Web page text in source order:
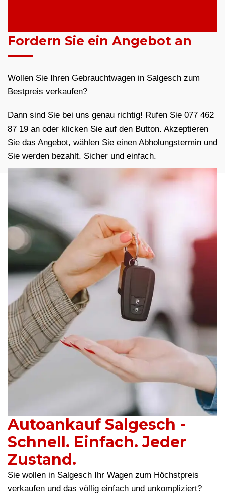
Fordern Sie ein Angebot an
Wollen Sie Ihren Gebrauchtwagen in Salgesch zum
Bestpreis verkaufen?
Dann sind Sie bei uns genau richtig! Rufen Sie 077 462
87 19 an oder klicken Sie auf den Button. Akzeptieren
Sie das Angebot, wählen Sie einen Abholungstermin und
Sie werden bezahlt. Sicher und einfach.
Autoankauf Salgesch -
Schnell. Einfach. Jeder
Zustand.
Sie wollen in Salgesch Ihr Wagen zum Höchstpreis
verkaufen und das völlig einfach und unkompliziert?